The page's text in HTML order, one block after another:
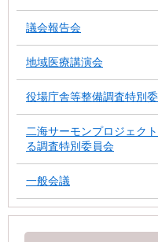
議会報告会
地域医療講演会
役場庁舎等整備調査特別
二海サーモンプロジェク
る調査特別委員会
一般会議